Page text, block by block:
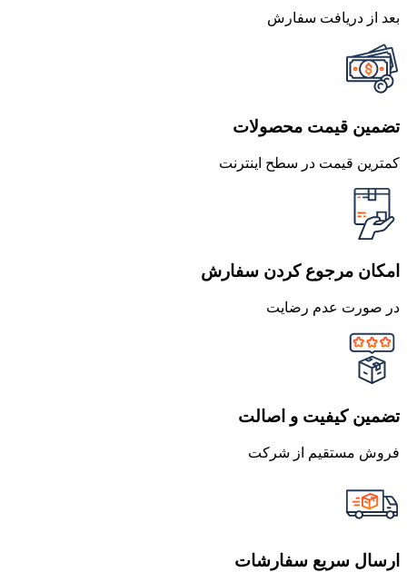
بعد از دریافت سفارش
تضمین قیمت محصولات
کمترین قیمت در سطح اینترنت
امکان مرجوع کردن سفارش
در صورت عدم رضایت
تضمین کیفیت و اصالت
فروش مستقیم از شرکت
ارسال سریع سفارشات